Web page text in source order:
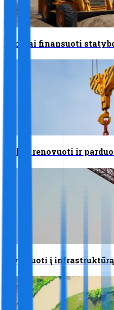
Bendrai finansuoti
Pirkti, renovuoti ir
Investuoti į